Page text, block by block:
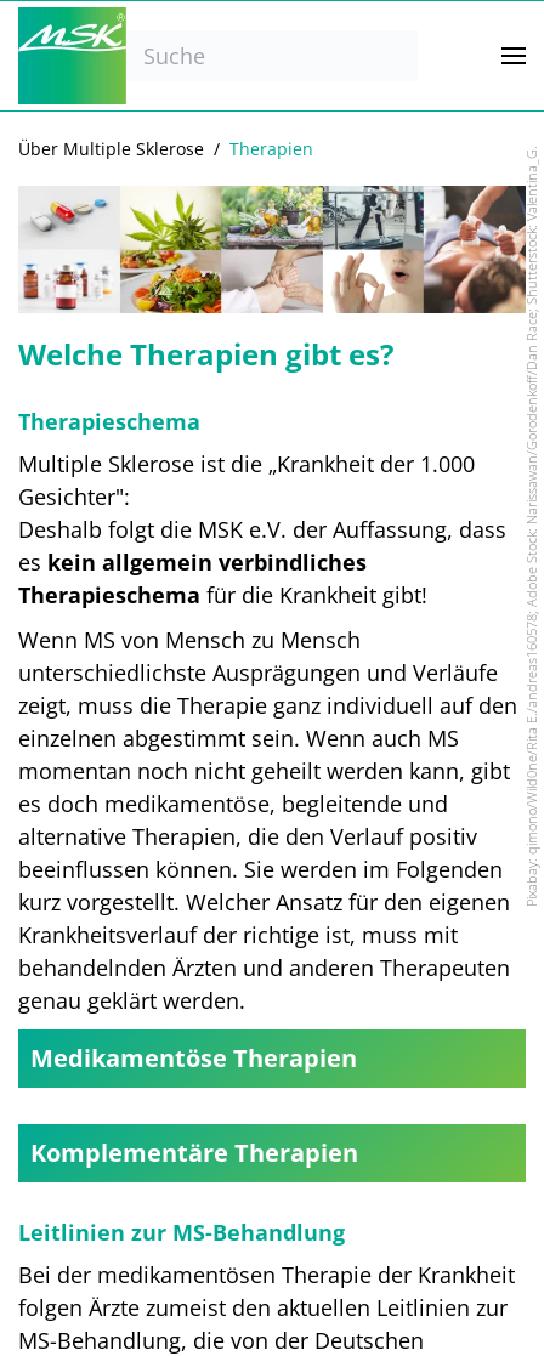
Zum Hauptinhalt springen
Über Multiple Sklerose Therapien Pixabay: qimono/Wild0ne/Rita E./andreas160578; Adobe Stock: Narissawan/Gorodenkoff/Dan Race; Shutterstock: Valentina_G.
Welche Therapien gibt es?
Therapieschema
Multiple Sklerose ist die „Krankheit der 1.000
Gesichter":
Deshalb folgt die MSK e.V. der Auffassung, dass
es kein allgemein verbindliches
Therapieschema für die Krankheit gibt!
Wenn MS von Mensch zu Mensch
unterschiedlichste Ausprägungen und Verläufe
zeigt, muss die Therapie ganz individuell auf den
einzelnen abgestimmt sein. Wenn auch MS
momentan noch nicht geheilt werden kann, gibt
es doch medikamentöse, begleitende und
alternative Therapien, die den Verlauf positiv
beeinflussen können. Sie werden im Folgenden
kurz vorgestellt. Welcher Ansatz für den eigenen
Krankheitsverlauf der richtige ist, muss mit
behandelnden Ärzten und anderen Therapeuten
genau geklärt werden.
Medikamentöse Therapien
Komplementäre Therapien
Leitlinien zur MS-Behandlung
Bei der medikamentösen Therapie der Krankheit
folgen Ärzte zumeist den aktuellen Leitlinien zur
MS-Behandlung, die von der Deutschen